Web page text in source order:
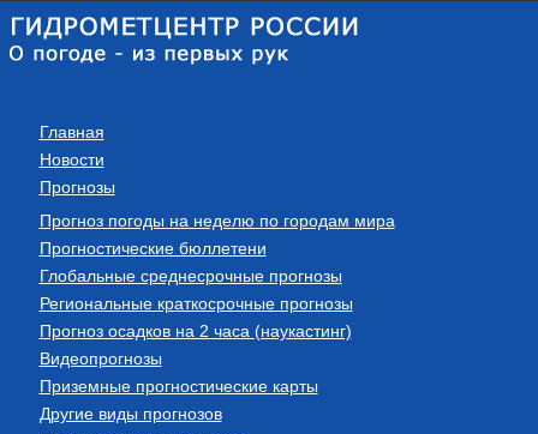
Главная
Новости
Прогнозы
Прогноз погоды на неделю по городам мира
Прогностические бюллетени
Глобальные среднесрочные прогнозы
Региональные краткосрочные прогнозы
Прогноз осадков на 2 часа (наукастинг)
Видеопрогнозы
Приземные прогностические карты
Другие виды прогнозов